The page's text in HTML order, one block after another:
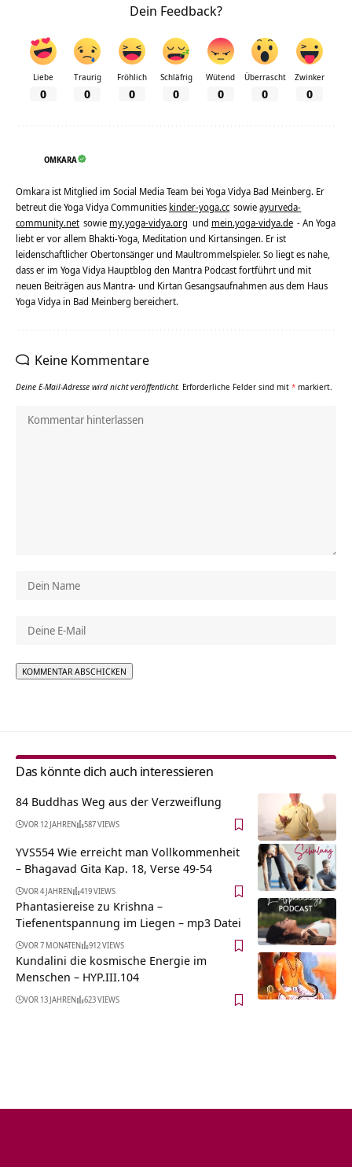
Dein Feedback?
Liebe
0
Traurig
0
Fröhlich
0
Schläfrig
0
Wütend
0
Überrascht
0
Zwinker
0
OMKARA
Omkara ist Mitglied im Social Media Team bei Yoga Vidya Bad Meinberg. Er
betreut die Yoga Vidya Communities kinder-yoga.cc sowieayurveda-
community.net sowie my.yoga-vidya.org und mein.yoga-vidya.de - An Yoga
liebt er vor allem Bhakti-Yoga, Meditation und Kirtansingen. Er ist
leidenschaftlicher Obertonsänger und Maultrommelspieler. So liegt es nahe,
dass er im Yoga Vidya Hauptblog den Mantra Podcast fortführt und mit
neuen Beiträgen aus Mantra- und Kirtan Gesangsaufnahmen aus dem Haus
Yoga Vidya in Bad Meinberg bereichert.
Keine Kommentare
Deine E-Mail-Adresse wird nicht veröffentlicht. Erforderliche Felder sind mit * markiert.
Das könnte dich auch interessieren
84 Buddhas Weg aus der Verzweiflung
VOR 12 JAHREN 587 VIEWS
YVS554 Wie erreicht man Vollkommenheit
– Bhagavad Gita Kap. 18, Verse 49-54
VOR 4 JAHREN 419 VIEWS
Phantasiereise zu Krishna –
Tiefenentspannung im Liegen – mp3 Datei
VOR 7 MONATEN 912 VIEWS
Kundalini die kosmische Energie im
Menschen – HYP.III.104
VOR 13 JAHREN 623 VIEWS